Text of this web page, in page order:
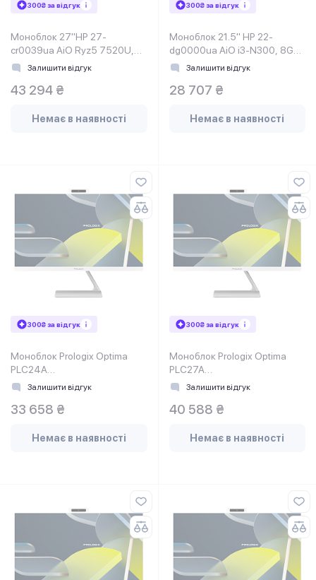
300₴ за відгук
Моноблок 27"HP 27-
cr0039ua AiO Ryz5 7520U,
16Gb, SSD512Gb, WiFi, Cam,
Залишити відгук
43 294 ₴
Немає в наявності
300₴ за відгук
Моноблок 21.5" HP 22-
dg0000ua AiO i3-N300, 8Gb,
SSD512Gb, WiFi, Cam, K&M,
Залишити відгук
28 707 ₴
Немає в наявності
300₴ за відгук
Моноблок Prologix Optima
PLC24A
(PLC24A.OPT.3BC.N.657)
Залишити відгук
33 658 ₴
Немає в наявності
300₴ за відгук
Моноблок Prologix Optima
PLC27A
(PLC27A.OPT.4BE.N.3545)
Залишити відгук
40 588 ₴
Немає в наявності